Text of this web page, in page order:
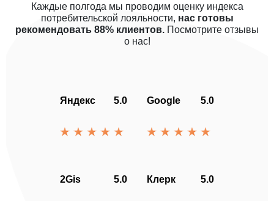
Каждые полгода мы проводим оценку индекса
потребительской лояльности, нас готовы
рекомендовать 88% клиентов. Посмотрите отзывы
о нас!
Яндекс 5.0 Google 5.0
2Gis 5.0 Клерк 5.0